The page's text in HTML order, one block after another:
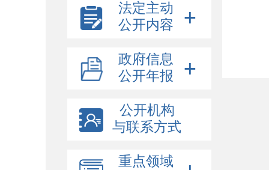
法定主动
公开内容
政府信息
公开年报
公开机构
与联系方式
重点领域